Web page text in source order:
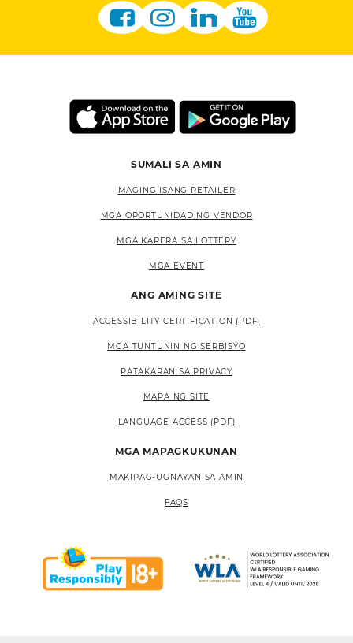
SUMALI SA AMIN
MAGING ISANG RETAILER
MGA OPORTUNIDAD NG VENDOR
MGA KARERA SA LOTTERY
MGA EVENT
ANG AMING SITE
ACCESSIBILITY CERTIFICATION (PDF)
MGA TUNTUNIN NG SERBISYO
PATAKARAN SA PRIVACY
MAPA NG SITE
LANGUAGE ACCESS (PDF)
MGA MAPAGKUKUNAN
MAKIPAG-UGNAYAN SA AMIN
FAQS